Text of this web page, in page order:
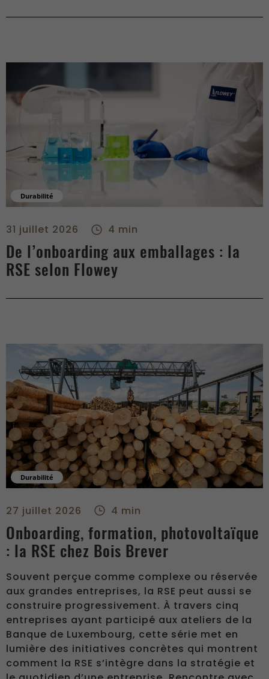
Durabilité
31 juillet 2026 4 min
De l’onboarding aux emballages : la
RSE selon Flowey
Durabilité
27 juillet 2026 4 min
Onboarding, formation, photovoltaïque
: la RSE chez Bois Brever
Souvent perçue comme complexe ou réservée
aux grandes entreprises, la RSE peut aussi se
construire progressivement. À travers cinq
entreprises ayant participé aux ateliers de la
Banque de Luxembourg, cette série met en
lumière des initiatives concrètes qui montrent
comment la RSE s’intègre dans la stratégie et